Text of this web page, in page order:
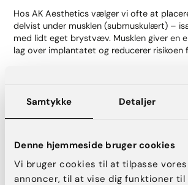
Samtykke Detaljer
Denne hjemmeside bruger cookies
Vi bruger cookies til at tilpasse
annoncer, til at vise dig funktioner til
Hos AK Aesthetics vælger vi ofte at
delvist under musklen (submuskulært) –
med lidt eget brystvæv. Musklen giver en
lag over implantatet og reducerer risikoen
2. Brug implantater med højere
Silikoneimplantater fås med forskellige
det vil sige, hvor fast den indvendige gel
hvilket mindsker risikoen for rippling.
3. Tilpas størrelsen til kroppen